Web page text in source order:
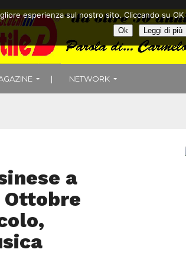
| NETWORK
a
esperienza sul nostro sito. Cliccando su
Ok Leggi di più